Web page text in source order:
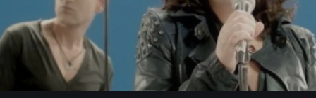
Play
-01:21
Mute
Play